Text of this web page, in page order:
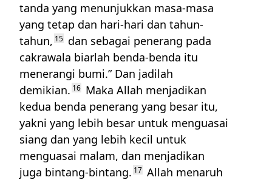
tanda yang menunjukkan masa-masa
yang tetap dan hari-hari dan tahun-
tahun, 15
dan sebagai penerang pada
cakrawala biarlah benda-benda itu
menerangi bumi.” Dan jadilah
demikian. 16 Maka Allah menjadikan
kedua benda penerang yang besar itu,
yakni yang lebih besar untuk menguasai
siang dan yang lebih kecil untuk
menguasai malam, dan menjadikan
juga bintang-bintang. 17 Allah menaruh